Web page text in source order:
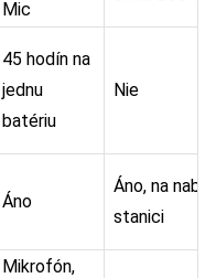
Mic
45 hodín na
jednu
batériu
Nie
Áno
Áno, na
stanici
Mikrofón,